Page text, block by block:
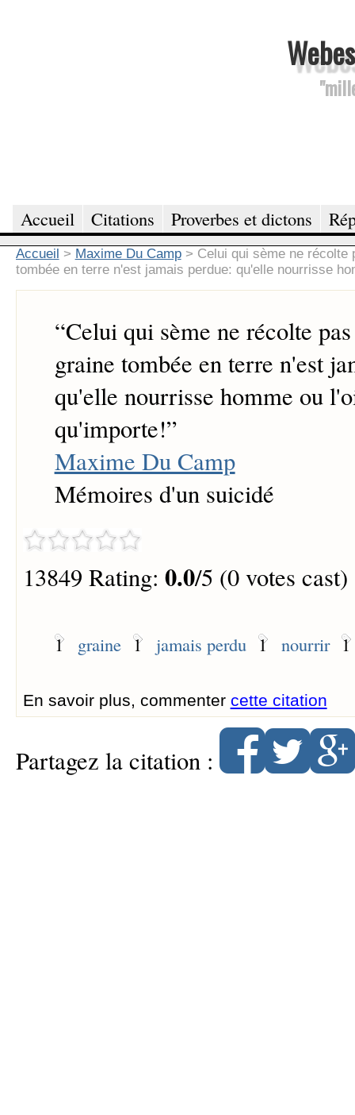
Accueil Citations Proverbes et dictons
Accueil > Maxime Du Camp > Celui qui sème ne récolte
tombée en terre n'est jamais perdue: qu'elle nourrisse
“Celui qui sème ne récolte
graine tombée en terre n'est
qu'elle nourrisse homme ou
qu'importe!”
Maxime Du Camp
Mémoires d'un suicidé
13849 Rating: 0.0/5 (0 votes cast)
1 graine 1 jamais perdu 1 nourrir 1
En savoir plus, commenter cette citation
Partagez la citation :